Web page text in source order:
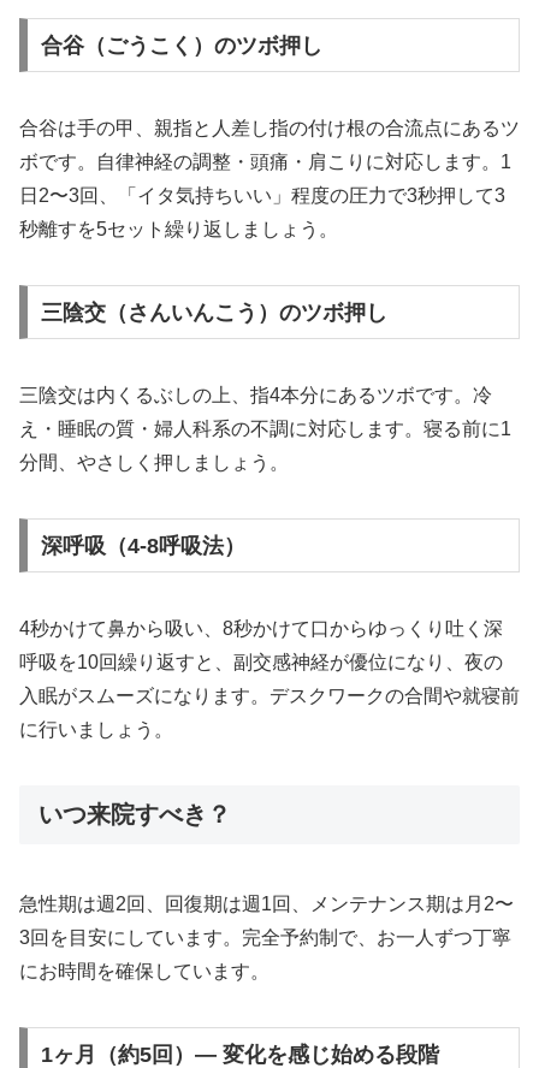
合谷（ごうこく）のツボ押し
合谷は手の甲、親指と人差し指の付け根の合流点にあるツ
ボです。自律神経の調整・頭痛・肩こりに対応します。1
日2〜3回、「イタ気持ちいい」程度の圧力で3秒押して3
秒離すを5セット繰り返しましょう。
三陰交（さんいんこう）のツボ押し
三陰交は内くるぶしの上、指4本分にあるツボです。冷
え・睡眠の質・婦人科系の不調に対応します。寝る前に1
分間、やさしく押しましょう。
深呼吸（4-8呼吸法）
4秒かけて鼻から吸い、8秒かけて口からゆっくり吐く深
呼吸を10回繰り返すと、副交感神経が優位になり、夜の
入眠がスムーズになります。デスクワークの合間や就寝前
に行いましょう。
いつ来院すべき？
急性期は週2回、回復期は週1回、メンテナンス期は月2〜
3回を目安にしています。完全予約制で、お一人ずつ丁寧
にお時間を確保しています。
1ヶ月（約5回）— 変化を感じ始める段階